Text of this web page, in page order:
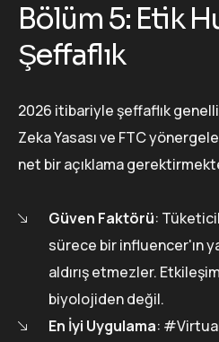
Bölüm 5: Etik
Şeffaflık
2026 itibariyle şeffaflık
Zeka Yasası ve FTC
net bir açıklama
Güven Faktörü:
sürece bir influencer'ın
aldırış etmezler.
biyolojiden değil.
En İyi Uygulama: